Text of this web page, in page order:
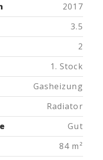
2017
3.5
2
1. Stock
Gasheizung
Radiator
Gut
84 m²